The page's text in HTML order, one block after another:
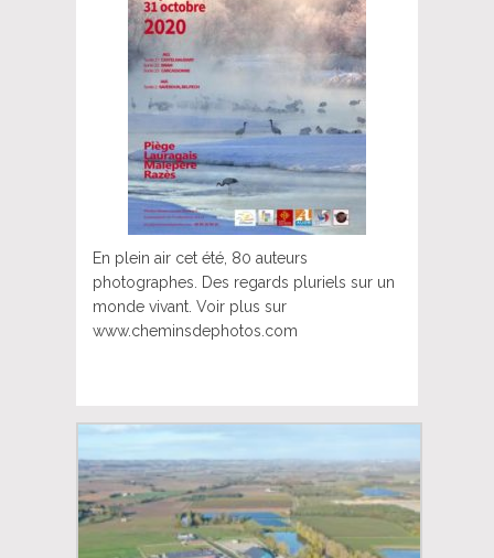
En plein air cet été, 80 auteurs
photographes. Des regards pluriels sur un
monde vivant. Voir plus sur
www.cheminsdephotos.com